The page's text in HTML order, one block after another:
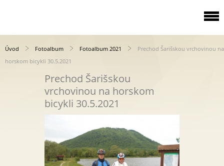
Úvod Fotoalbum Fotoalbum 2021
Prechod Šarišskou vrchovinou na
horskom bicykli 30.5.2021
Prechod Šarišskou
vrchovinou na horskom
bicykli 30.5.2021